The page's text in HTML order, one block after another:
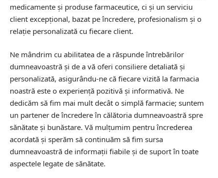
medicamente și produse farmaceutice, ci și un serviciu
client excepțional, bazat pe încredere, profesionalism și o
relație personalizată cu fiecare client.
Ne mândrim cu abilitatea de a răspunde întrebărilor
dumneavoastră și de a vă oferi consiliere detaliată și
personalizată, asigurându-ne că fiecare vizită la farmacia
noastră este o experiență pozitivă și informativă. Ne
dedicăm să fim mai mult decât o simplă farmacie; suntem
un partener de încredere în călătoria dumneavoastră spre
sănătate și bunăstare. Vă mulțumim pentru încrederea
acordată și sperăm să continuăm să fim sursa
dumneavoastră de informații fiabile și de suport în toate
aspectele legate de sănătate.